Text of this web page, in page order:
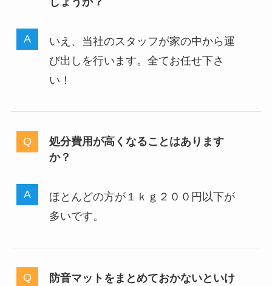
いえ、当社のスタッフが家の中から運
び出しを行います。全てお任せ下さ
い！
処分費用が高くなることはあります
か？
ほとんどの方が１ｋｇ２００円以下が
多いです。
防音マットをまとめておかないといけ